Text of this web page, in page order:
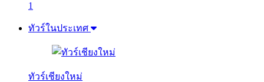
1
ทัวร์ในประเทศ
ทัวร์เชียงใหม่